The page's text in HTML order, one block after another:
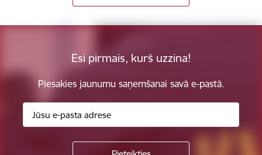
Esi pirmais, kurš uzzina!
Piesakies jaunumu saņemšanai savā e-pastā.